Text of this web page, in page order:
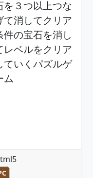
を３つ以上つな
て消してクリア
件の宝石を消し
レベルをクリア
ていくパズルゲ
ム